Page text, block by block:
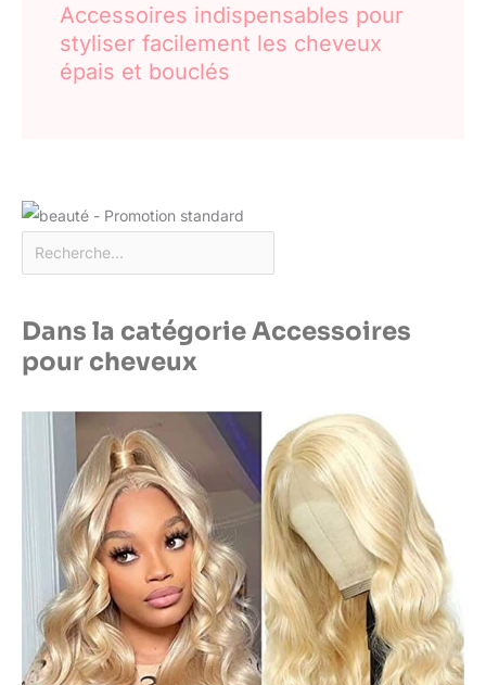
Accessoires indispensables pour
styliser facilement les cheveux
épais et bouclés
Dans la catégorie Accessoires
pour cheveux